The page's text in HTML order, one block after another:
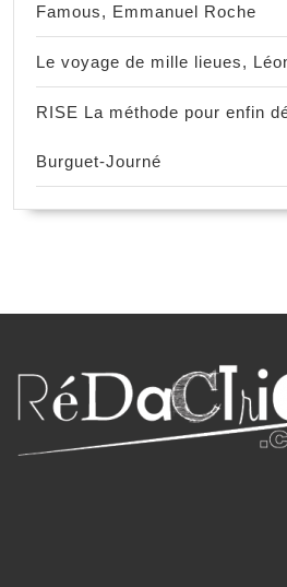
Famous, Emmanuel Roche
Le voyage de mille lieues,
RISE La méthode pour enfin
Burguet-Journé